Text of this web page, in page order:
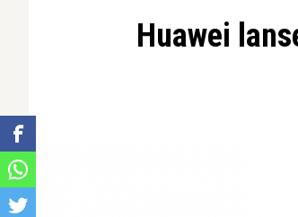
Huawei